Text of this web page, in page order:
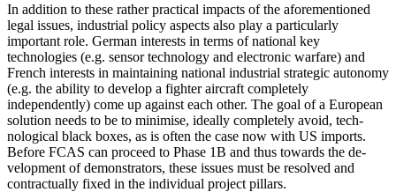
In addition to these rather practical im­pacts of the aforementioned
legal issues, industrial policy aspects also play a particu­larly
important role. German interests in terms of national key
technologies (e.g. sen­sor technology and electronic warfare) and
French interests in maintaining national industrial strategic autonomy
(e.g. the abil­ity to develop a fighter aircraft completely
independently) come up against each other. The goal of a European
solution needs to be to minimise, ideally completely avoid, tech­
nological black boxes, as is often the case now with US imports.
Before FCAS can pro­ceed to Phase 1B and thus towards the de­
velopment of demonstrators, these issues must be resolved and
contractually fixed in the individual project pillars.